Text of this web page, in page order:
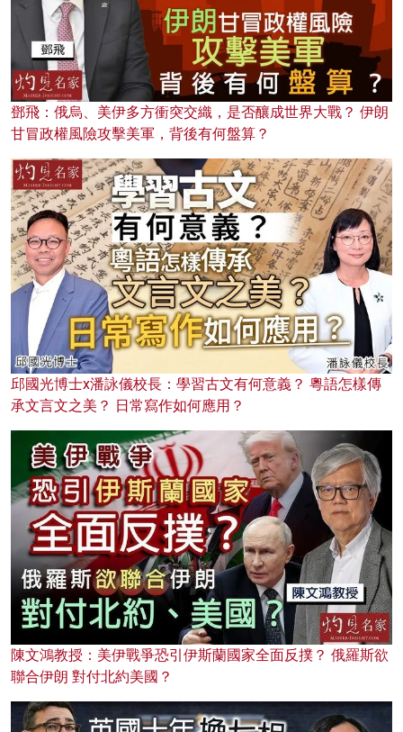
鄧飛：俄烏、美伊多方衝突交織，是否釀成世界大戰？ 伊朗
甘冒政權風險攻擊美軍，背後有何盤算？
邱國光博士x潘詠儀校長：學習古文有何意義？ 粵語怎樣傳
承文言文之美？ 日常寫作如何應用？
陳文鴻教授：美伊戰爭恐引伊斯蘭國家全面反撲？ 俄羅斯欲
聯合伊朗 對付北約美國？